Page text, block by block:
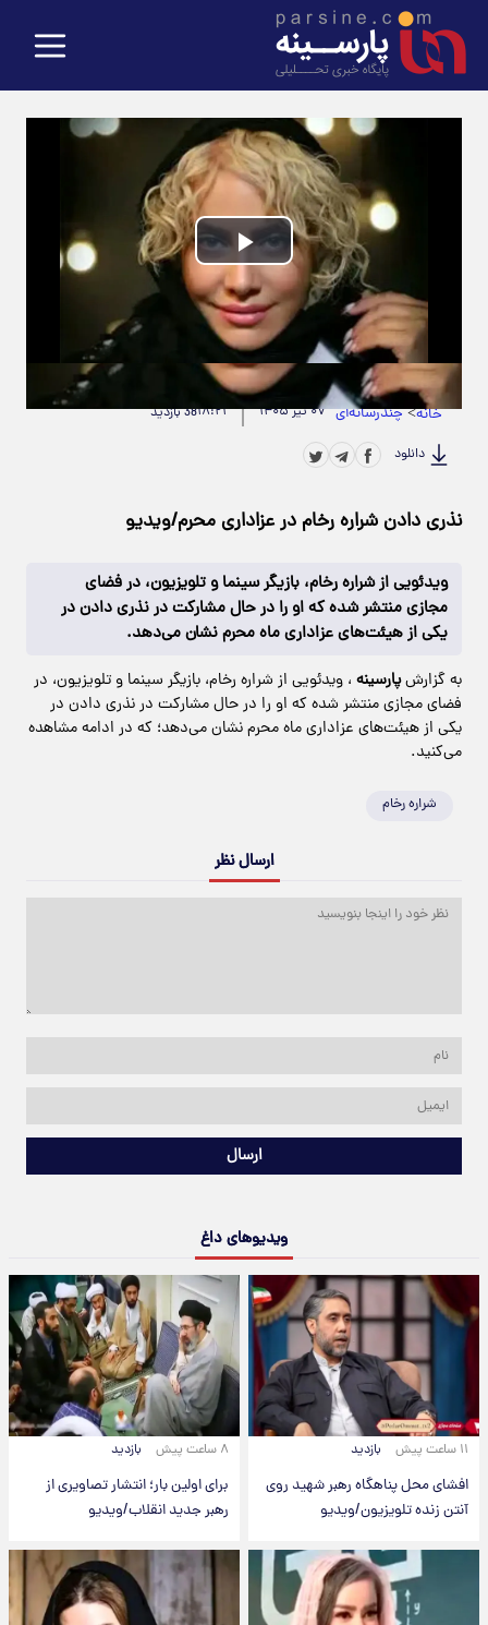
Play
Video
حجم ویدیو: 1.58M |مدت زمان ویدیو: 00:00:11
خانه>چندرسانه‌ای ۰۷ تیر ۱۴۰۵ ۱۸:۲۱38 بازدید
دانلود
نذری دادن شراره رخام در عزاداری محرم/ویدیو
ویدئویی از شراره رخام، بازیگر سینما و تلویزیون، در فضای
مجازی منتشر شده که او را در حال مشارکت در نذری دادن در
یکی از هیئت‌های عزاداری ماه محرم نشان می‌دهد.
به گزارشپارسینه ، ویدئویی از شراره رخام، بازیگر سینما و تلویزیون، در
فضای مجازی منتشر شده که او را در حال مشارکت در نذری دادن در
یکی از هیئت‌های عزاداری ماه محرم نشان می‌دهد؛ که در ادامه مشاهده
می‌کنید.
شراره رخام
ارسال نظر
ارسال
ویدیوهای داغ
۱۱ ساعت پیش بازدید
افشای محل پناهگاه‌ رهبر شهید روی
آنتن زنده تلویزیون/ویدیو
۸ ساعت پیش بازدید
برای اولین بار؛ انتشار تصاویری از
رهبر جدید انقلاب/ویدیو